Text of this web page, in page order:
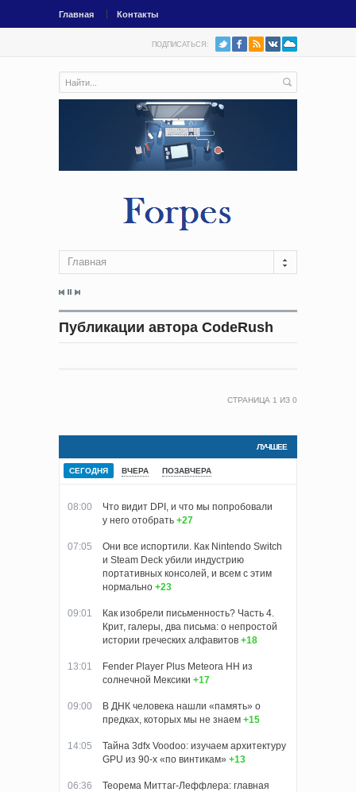
Главная Контакты
ПОДПИСАТЬСЯ:
Главная
Публикации автора CodeRush
СТРАНИЦА 1 ИЗ 0
ЛУЧШЕЕ
СЕГОДНЯ ВЧЕРА ПОЗАВЧЕРА
08:00
Что видит DPI, и что мы попробовали
у него отобрать +27
07:05
Они все испортили. Как Nintendo Switch
и Steam Deck убили индустрию
портативных консолей, и всем с этим
нормально +23
09:01
Как изобрели письменность? Часть 4.
Крит, галеры, два письма: о непростой
истории греческих алфавитов +18
13:01
Fender Player Plus Meteora HH из
солнечной Мексики +17
09:00
В ДНК человека нашли «память» о
предках, которых мы не знаем +15
14:05
Тайна 3dfx Voodoo: изучаем архитектуру
GPU из 90-х «по винтикам» +13
06:36
Теорема Миттаг-Леффлера: главная